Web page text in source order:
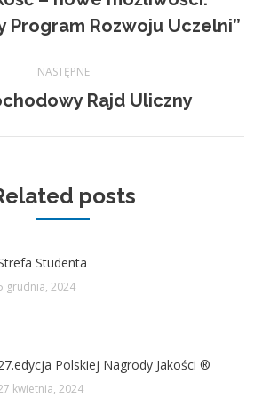
Poprzedni
wpis:
Program Rozwoju Uczelni”
NASTĘPNE
Następny
Rajd Uliczny
posts
Studenta
grudnia, 2024
Polskiej Nagrody Jakości ®
kwietnia, 2024